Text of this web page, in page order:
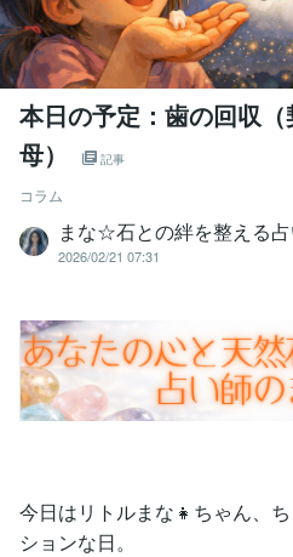
本日の予定：歯の回収（
母）
記事
コラム
まな☆石との絆を整える
2026/02/21 07:31
今日はリトルまな👧ちゃん、
ションな日。